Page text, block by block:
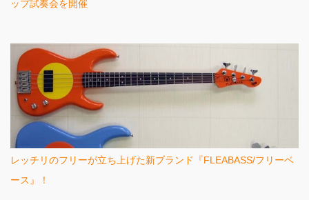
ップ試奏会を開催
レッチリのフリーが立ち上げた新ブランド『FLEABASS/フリーベ
ース』！